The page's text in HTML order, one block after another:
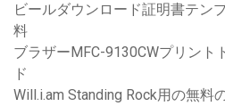
ビールダウンロード証明書テン
料
ブラザーMFC-9130CWプリント
ド
Will.i.am Standing Rock用の無料